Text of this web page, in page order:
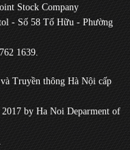
Stock Company
- Số 58 Tố Hữu - Phường
1639.
Truyền thông Hà Nội cấp
by Ha Noi Deparment of